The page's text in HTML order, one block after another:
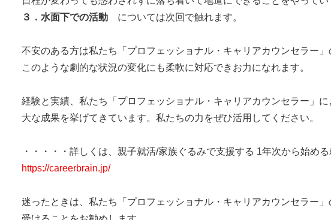
３．水面下での活動 については次回で触れます。
不安のある方は私たち「プロフェッショナル・キャリアカウンセラー」
このような劇的な状況の変化にも柔軟に対応できお力になれます。
経験と実績、私たち「プロフェッショナル・キャリアカウンセラー」
大な成果を挙げてきています。私たちの力をぜひ活用してください。
・・・・・詳しくは、親子就活/家族ぐるみで支援する 1年次から始める
https://careerbrain.jp/
迷ったときは、私たち「プロフェッショナル・キャリアカウンセラー